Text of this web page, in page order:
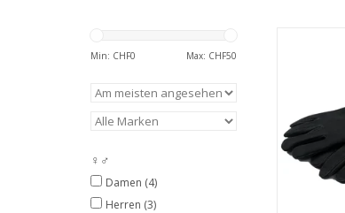
Min: CHF0 Max: CHF50
♀♂
Damen (4)
Herren (3)
ZUM